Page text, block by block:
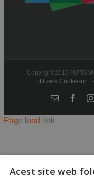
Copyright 2015
utilizare Cookie-uri
E-
Page load link
Acest site web